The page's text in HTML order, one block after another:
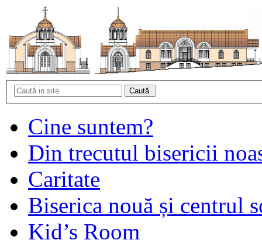
Cine suntem?
Din trecutul bisericii
Caritate
Biserica nouă și centrul
Kid’s Room